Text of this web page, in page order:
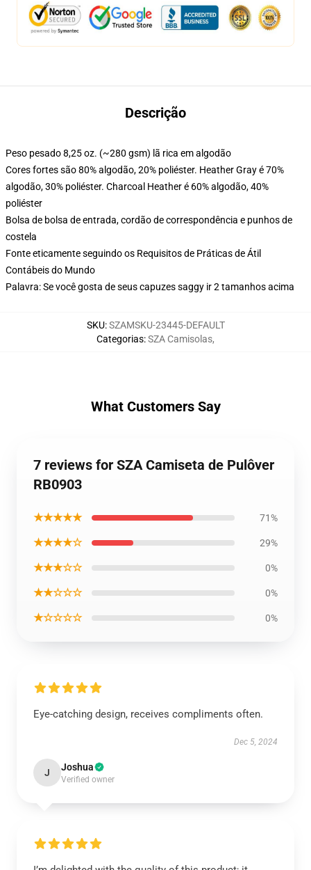
Descrição
Peso pesado 8,25 oz. (~280 gsm) lã rica em algodão
Cores fortes são 80% algodão, 20% poliéster. Heather Gray é 70%
algodão, 30% poliéster. Charcoal Heather é 60% algodão, 40%
poliéster
Bolsa de bolsa de entrada, cordão de correspondência e punhos de
costela
Fonte eticamente seguindo os Requisitos de Práticas de Átil
Contábeis do Mundo
Palavra: Se você gosta de seus capuzes saggy ir 2 tamanhos acima
SKU:SZAMSKU-23445-DEFAULT
Categorias:SZA Camisolas,
What Customers Say
7 reviews for SZA Camiseta de Pulôver
RB0903
★★★★★ 71%
★★★★☆ 29%
★★★☆☆ 0%
★★☆☆☆ 0%
★☆☆☆☆ 0%
Eye-catching design, receives compliments often.
Dec 5, 2024
J Joshua
Verified owner